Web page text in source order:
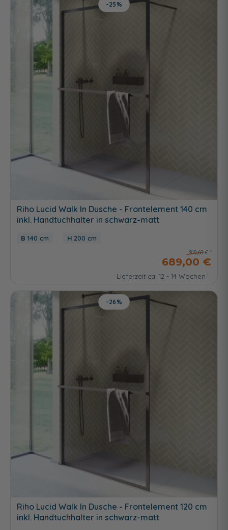
-25%
Riho Lucid Walk In Dusche - Frontelement 140 cm
inkl. Handtuchhalter in schwarz-matt
140 cm 200 cm
918,68 €
689,00 €
Lieferzeit ca. 12 - 14 Wochen
-26%
Riho Lucid Walk In Dusche - Frontelement 120 cm
inkl. Handtuchhalter in schwarz-matt